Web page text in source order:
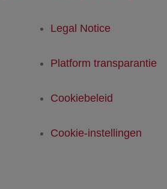
Legal Notice
Platform transparantie
Cookiebeleid
Cookie-instellingen